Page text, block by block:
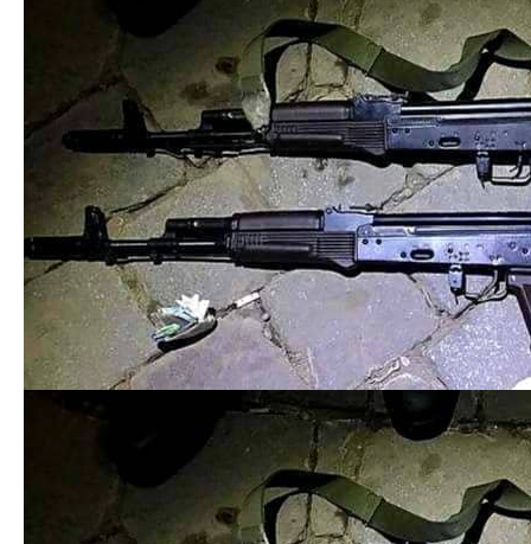
Слідкуйте за нашими оновленнями у Viber (новини
Источник:0372.ua
У Сирії знищили завод зі
збірки іранських дронів –
ЗМІ
Предыдущая запись
У Чернівцях скорочують
тривалість руху
тролейбусів
Следующая запись
Добавить комментарий